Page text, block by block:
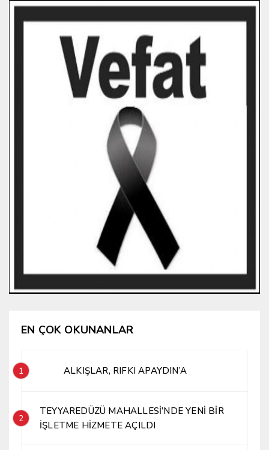
EN ÇOK OKUNANLAR
1 ALKIŞLAR, RIFKI APAYDIN’A
2
TEYYAREDÜZÜ MAHALLESİ’NDE YENİ BİR
İŞLETME HİZMETE AÇILDI